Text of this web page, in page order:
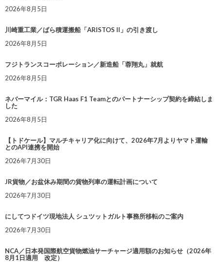
2026年8月5日
川崎重工業／ばら積運搬船「ARISTOS II」の引き渡し
2026年8月5日
フジトランスコーポレーション／新造船「蓉翔丸」就航
2026年8月5日
ネバーマイル：TGR Haas F1 Teamとのパートナーシップ契約を締結しま
した
2026年8月5日
【トドケール】マルチキャリア化に向けて、2026年7月よりヤマト運輸
とのAPI連携を開始
2026年7月30日
JR貨物／お盆休み期間の貨物列車の運転計画について
2026年7月30日
にしてつドイツ現地法人 シュツットガルト事務所移転のご案内
2026年7月30日
NCA／日本発国際航空貨物燃油サーチャージ適用額のお知らせ（2026年
8月1日適用 改定）